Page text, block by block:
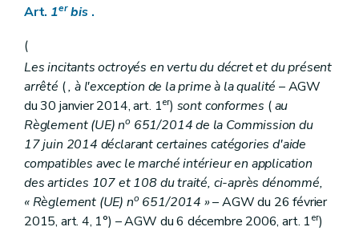
Art. 1er bis .
(
Les incitants octroyés en vertu du décret et du présent
arrêté (, à l'exception de la prime à la qualité – AGW
du 30 janvier 2014, art. 1er) sont conformes (au
Règlement (UE) no 651/2014 de la Commission du
17 juin 2014 déclarant certaines catégories d'aide
compatibles avec le marché intérieur en application
des articles 107 et 108 du traité, ci-après dénommé,
« Règlement (UE) no 651/2014 »– AGW du 26 février
2015, art. 4, 1°) – AGW du 6 décembre 2006, art. 1er)